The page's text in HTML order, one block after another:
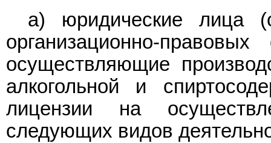
а) юридические лица
организационно-
осуществляющие
алкогольной и
лицензии на
следующих видов